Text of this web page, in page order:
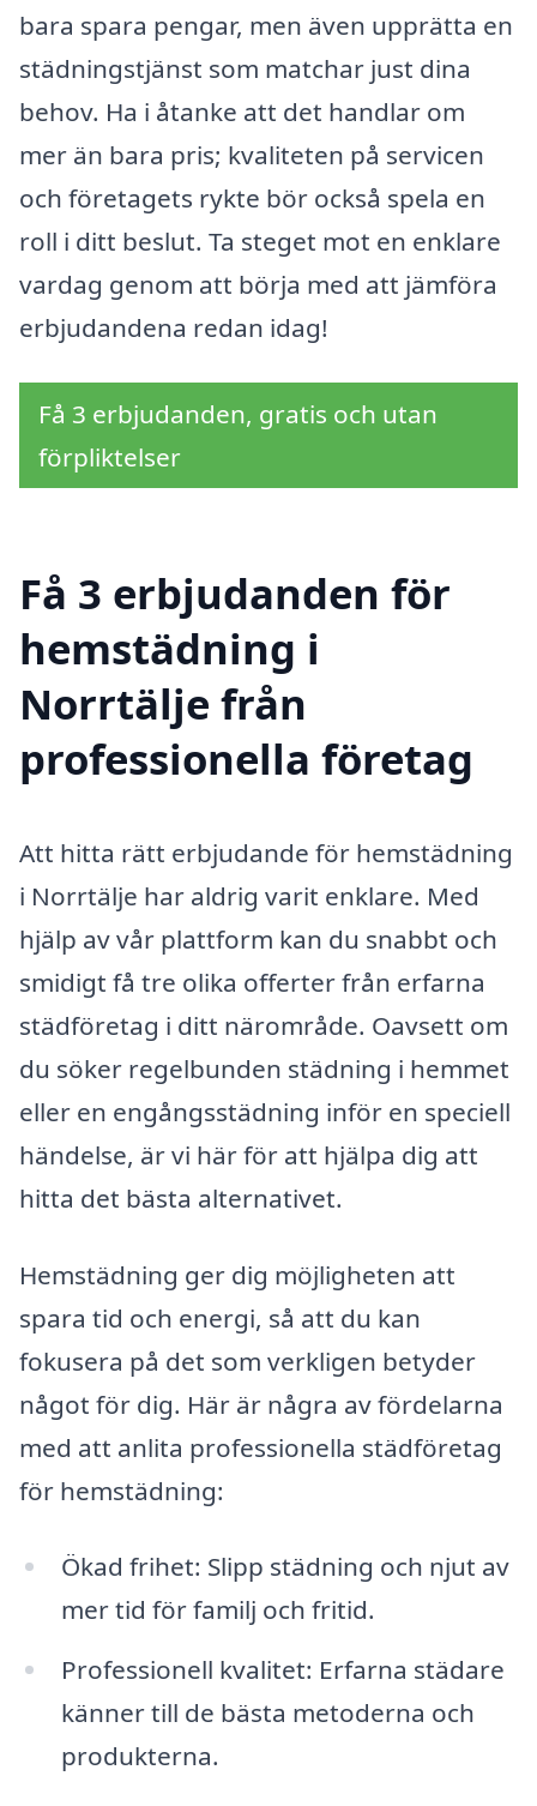
bara spara pengar, men även upprätta en
städningstjänst som matchar just dina
behov. Ha i åtanke att det handlar om
mer än bara pris; kvaliteten på servicen
och företagets rykte bör också spela en
roll i ditt beslut. Ta steget mot en enklare
vardag genom att börja med att jämföra
erbjudandena redan idag!
Få 3 erbjudanden, gratis och utan
förpliktelser
Få 3 erbjudanden för
hemstädning i
Norrtälje från
professionella företag
Att hitta rätt erbjudande för hemstädning
i Norrtälje har aldrig varit enklare. Med
hjälp av vår plattform kan du snabbt och
smidigt få tre olika offerter från erfarna
städföretag i ditt närområde. Oavsett om
du söker regelbunden städning i hemmet
eller en engångsstädning inför en speciell
händelse, är vi här för att hjälpa dig att
hitta det bästa alternativet.
Hemstädning ger dig möjligheten att
spara tid och energi, så att du kan
fokusera på det som verkligen betyder
något för dig. Här är några av fördelarna
med att anlita professionella städföretag
för hemstädning:
Ökad frihet: Slipp städning och njut av
mer tid för familj och fritid.
Professionell kvalitet: Erfarna städare
känner till de bästa metoderna och
produkterna.